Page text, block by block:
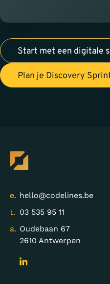
Start met een digitale
Plan je Discovery
e. hello@codelines.be
t. 03 535 95 11
a. Oudebaan 67
2610 Antwerpen